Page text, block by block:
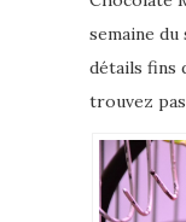
semaine du
détails fins
trouvez